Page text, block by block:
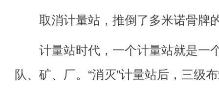
取消计量站，推倒了多米诺骨牌
计量站时代，一个计量站就是一
队、矿、厂。“消灭”计量站后，三级